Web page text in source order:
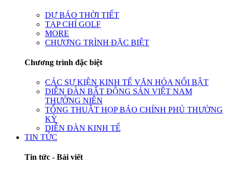
DỰ BÁO THỜI TIẾT
TẠP CHÍ GOLF
MORE
CHƯƠNG TRÌNH ĐẶC BIỆT
Chương trình đặc biệt
CÁC SỰ KIỆN KINH TẾ VĂN HÓA NỔI BẬT
DIỄN ĐÀN BẤT ĐỘNG SẢN VIỆT NAM
THƯỜNG NIÊN
TỔNG THUẬT HỌP BÁO CHÍNH PHỦ THƯỜNG
KỲ
DIỄN ĐÀN KINH TẾ
TIN TỨC
Tin tức - Bài viết